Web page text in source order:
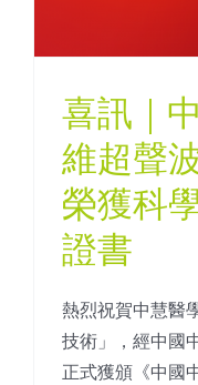
喜訊｜
維超聲
榮獲科
證書
熱烈祝賀中慧醫
技術」，經中國
正式獲頒《中國